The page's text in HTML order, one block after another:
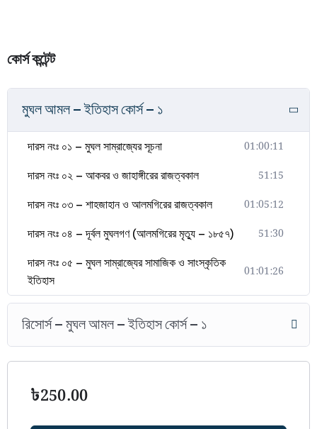
কোর্স কন্টেন্ট
মুঘল আমল – ইতিহাস কোর্স – ১
দারস নংঃ ০১ – মুঘল সাম্রাজ্যের সূচনা 01:00:11
দারস নংঃ ০২ – আকবর ও জাহাঙ্গীরের রাজত্বকাল 51:15
দারস নংঃ ০৩ – শাহজাহান ও আলমগিরের রাজত্বকাল 01:05:12
দারস নংঃ ০৪ – দূর্বল মুঘলগণ (আলমগিরের মৃত্যু – ১৮৫৭) 51:30
দারস নংঃ ০৫ – মুঘল সাম্রাজ্যের সামাজিক ও সাংস্কৃতিক
ইতিহাস
01:01:26
রিসোর্স – মুঘল আমল – ইতিহাস কোর্স – ১
৳250.00